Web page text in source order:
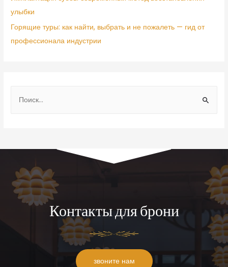
улыбки
Горящие туры: как найти, выбрать и не пожалеть — гид от
профессионала индустрии
Контакты для брони
звоните нам